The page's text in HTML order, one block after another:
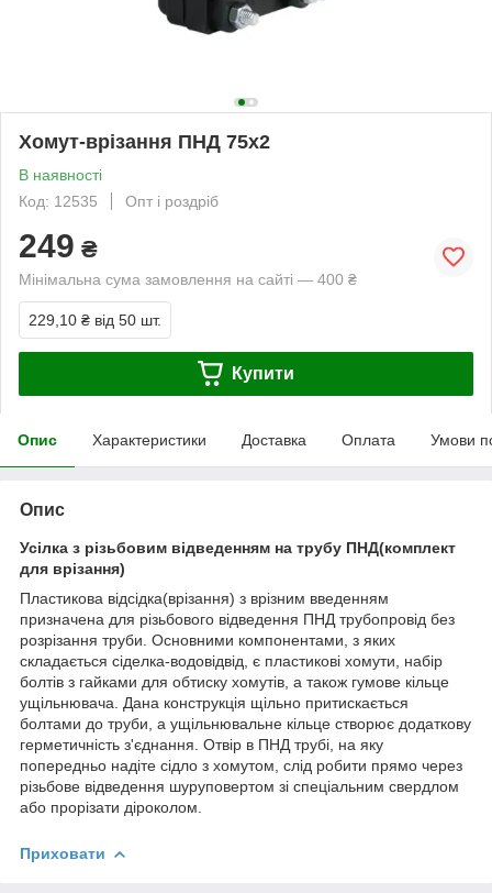
Хомут-врізання ПНД 75х2
В наявності
Код: 12535
Опт і роздріб
249 ₴
Мінімальна сума замовлення на сайті — 400 ₴
229,10 ₴ від 50 шт.
Купити
Опис Характеристики Доставка Оплата Умови
Опис
Усілка з різьбовим відведенням на трубу ПНД(комплект
для врізання)
Пластикова відсідка(врізання) з врізним введенням
призначена для різьбового відведення ПНД трубопровід без
розрізання труби. Основними компонентами, з яких
складається сіделка-водовідвід, є пластикові хомути, набір
болтів з гайками для обтиску хомутів, а також гумове кільце
ущільнювача. Дана конструкція щільно притискається
болтами до труби, а ущільнювальне кільце створює додаткову
герметичність з'єднання. Отвір в ПНД трубі, на яку
попередньо надіте сідло з хомутом, слід робити прямо через
різьбове відведення шуруповертом зі спеціальним свердлом
або прорізати діроколом.
Приховати